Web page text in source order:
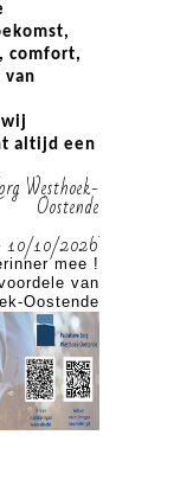
comfort,
van
altijd een
Westhoek-
Oostende
10/10/2026
mee !
van
Oostende